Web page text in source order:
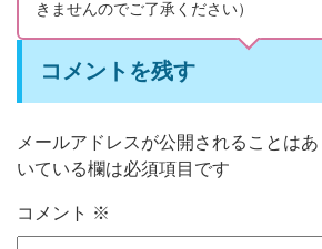
きませんのでご了承ください）
コメントを残す
メールアドレスが公開されることはあ
いている欄は必須項目です
コメント ※